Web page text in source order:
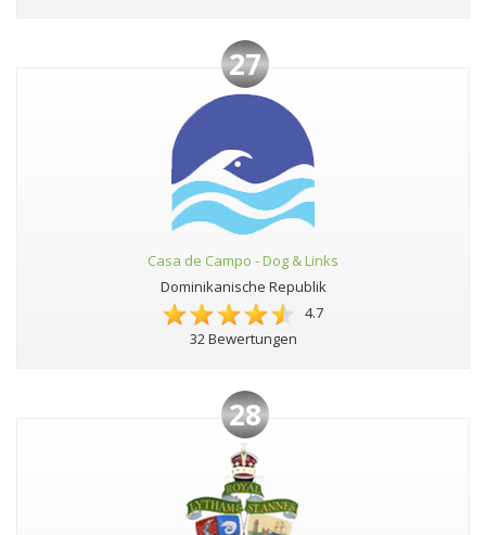
27
Casa de Campo - Dog & Links
Dominikanische Republik
4.7
32 Bewertungen
28